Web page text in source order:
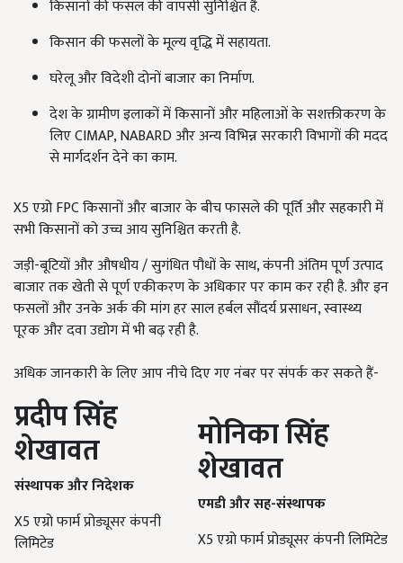
किसानों की फसल की वापसी सुनिश्चित है.
किसान की फसलों के मूल्य वृद्धि में सहायता.
घरेलू और विदेशी दोनों बाजार का निर्माण.
देश के ग्रामीण इलाकों में किसानों और महिलाओं के सशक्तीकरण के
लिए CIMAP, NABARD और अन्य विभिन्न सरकारी विभागों की मदद
से मार्गदर्शन देने का काम.
X5 एग्रो FPC किसानों और बाजार के बीच फासले की पूर्ति और सहकारी में
सभी किसानों को उच्च आय सुनिश्चित करती है.
जड़ी-बूटियों और औषधीय / सुगंधित पौधों के साथ, कंपनी अंतिम पूर्ण उत्पाद
बाजार तक खेती से पूर्ण एकीकरण के अधिकार पर काम कर रही है. और इन
फसलों और उनके अर्क की मांग हर साल हर्बल सौंदर्य प्रसाधन, स्वास्थ्य
पूरक और दवा उद्योग में भी बढ़ रही है.
अधिक जानकारी के लिए आप नीचे दिए गए नंबर पर संपर्क कर सकते हैं-
प्रदीप सिंह
शेखावत
संस्थापक और निदेशक
X5 एग्रो फार्म प्रोड्यूसर कंपनी
लिमिटेड
मोनिका सिंह
शेखावत
एमडी और सह-संस्थापक
X5 एग्रो फार्म प्रोड्यूसर कंपनी लिमिटेड